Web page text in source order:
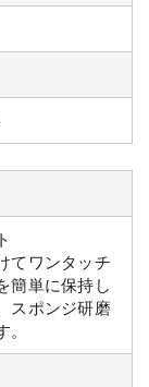
てワンタッチ
簡単に保持し
スポンジ研磨